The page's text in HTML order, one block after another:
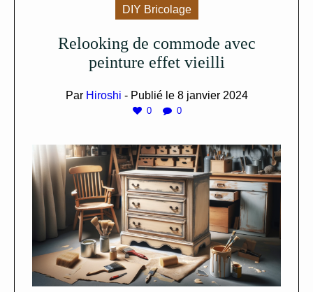
DIY Bricolage
Relooking de commode avec
peinture effet vieilli
Par Hiroshi - Publié le 8 janvier 2024
0 0